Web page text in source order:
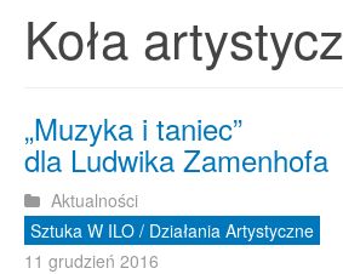
Koła
„Muzyka i taniec”
dla Ludwika Zamenhofa
Aktualności
Sztuka W ILO / Działania Artystyczne
11 grudzień 2016